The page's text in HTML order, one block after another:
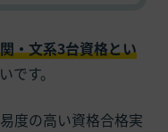
・文系3台資格とい
です。
度の高い資格合格実